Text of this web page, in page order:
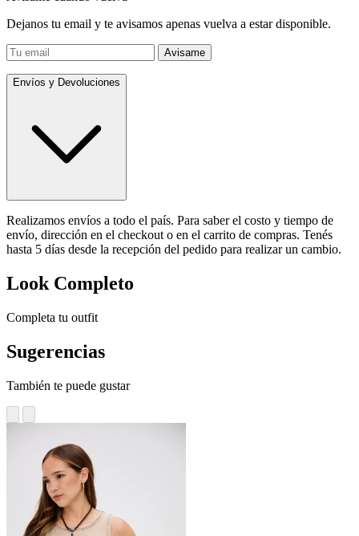
Dejanos tu email y te avisamos apenas vuelva a estar disponible.
Avisame
Envíos y Devoluciones
Realizamos envíos a todo el país. Para saber el costo y tiempo de
envío, dirección en el checkout o en el carrito de compras. Tenés
hasta 5 días desde la recepción del pedido para realizar un cambio.
Look Completo
Completa tu outfit
Sugerencias
También te puede gustar